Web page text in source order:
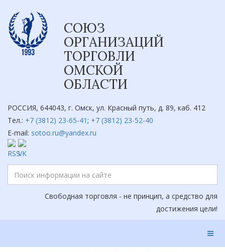
СОЮЗ
ОРГАНИЗАЦИЙ
ТОРГОВЛИ
ОМСКОЙ
ОБЛАСТИ
РОССИЯ, 644043, г. Омск, ул. Красный путь, д. 89, каб. 412
Тел.: +7 (3812) 23-65-41; +7 (3812) 23-52-40
E-mail: sotoo.ru@yandex.ru
Свободная торговля - не принцип, а средство для
достижения цели!